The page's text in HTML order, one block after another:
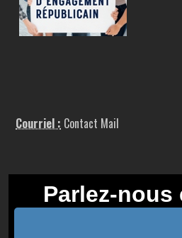
Courriel : Contact Mail